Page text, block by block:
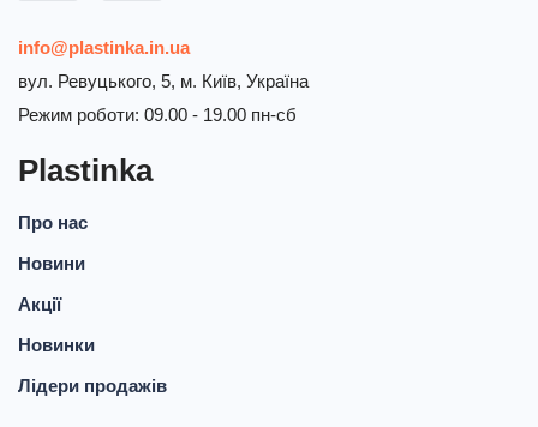
Plastinka
Про нас
Новини
Акції
Новинки
Лідери продажів
info@plastinka.in.ua
вул. Ревуцького, 5, м. Київ, Україна
Режим роботи: 09.00 - 19.00 пн-сб